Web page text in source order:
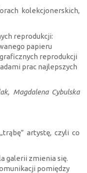
kolekcjonerskich,
reprodukcji:
papieru
reprodukcji
prac najlepszych
Magdalena Cybulska
artystę, czyli co
galerii zmienia się.
pomiędzy